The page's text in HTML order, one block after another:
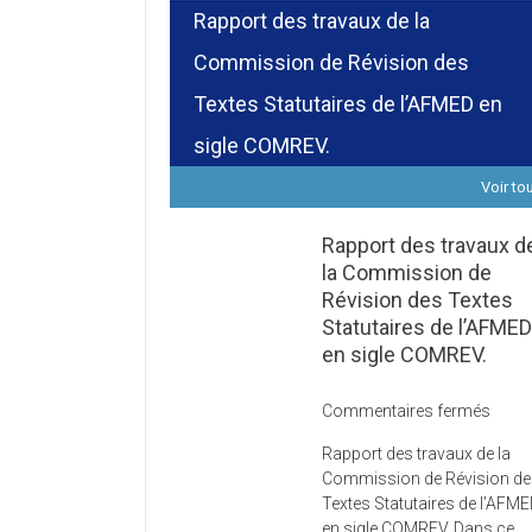
Rapport des travaux de la
Commission de Révision des
Textes Statutaires de l’AFMED en
sigle COMREV.
Voir
Rapport des travaux
la Commission de
Révision des Textes
Statutaires de l’AFMED
en sigle COMREV.
Commentaires fermés
des
de
Rapport des travaux de la
Commission de Révision
Textes Statutaires de
en sigle COMREV. Dans ce